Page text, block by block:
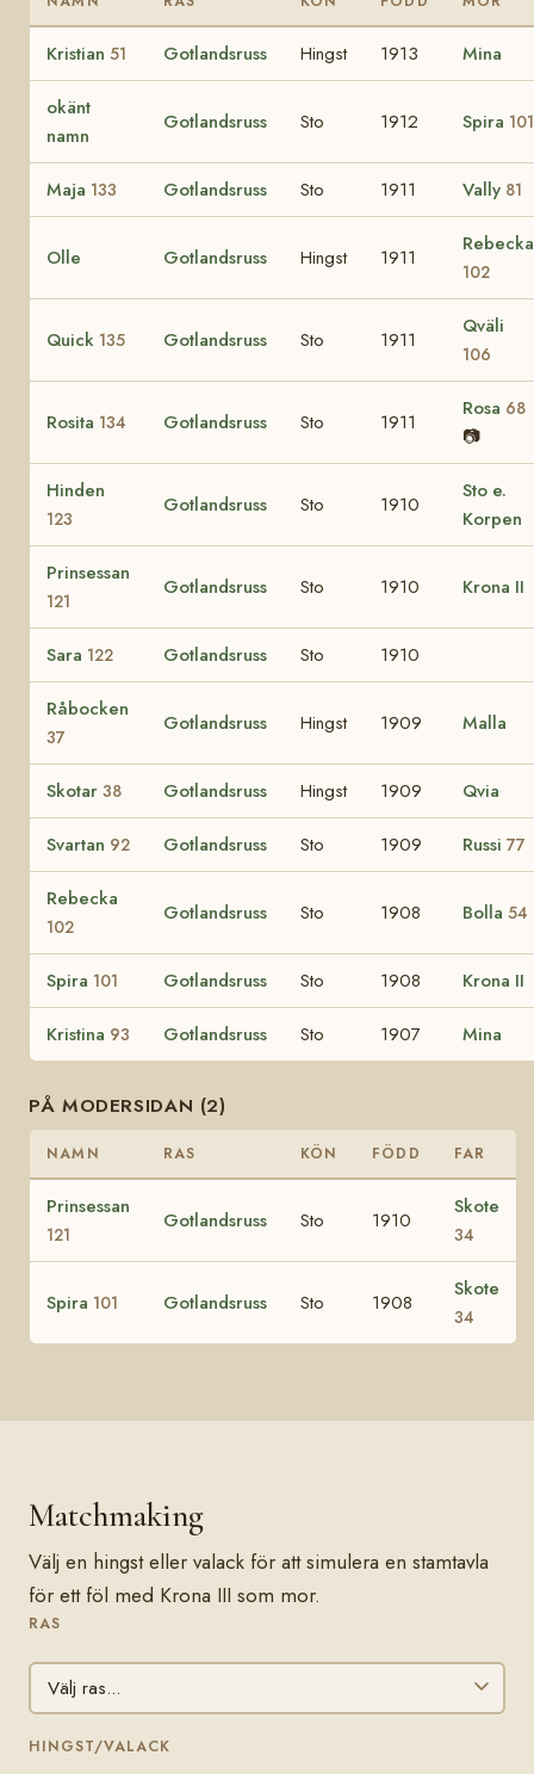
Kristian 51 Gotlandsruss Hingst 1913 Mina
okänt
namn
Gotlandsruss Sto 1912 Spira 101
Maja 133 Gotlandsruss Sto 1911 Vally 81
Olle Gotlandsruss Hingst 1911
Rebecka
102
Quick 135 Gotlandsruss Sto 1911
Qväli
106
Rosita 134 Gotlandsruss Sto 1911
Rosa 68
📷
Hinden
123
Gotlandsruss Sto 1910
Sto e.
Korpen
Prinsessan
121
Gotlandsruss Sto 1910 Krona II
Sara 122 Gotlandsruss Sto 1910
Råbocken
37
Gotlandsruss Hingst 1909 Malla
Skotar 38 Gotlandsruss Hingst 1909 Qvia
Svartan 92 Gotlandsruss Sto 1909 Russi 77
Rebecka
102
Gotlandsruss Sto 1908 Bolla 54
Spira 101 Gotlandsruss Sto 1908 Krona II
Kristina 93 Gotlandsruss Sto 1907 Mina
PÅ MODERSIDAN (2)
NAMN RAS KÖN FÖDD FAR
Prinsessan
121
Gotlandsruss Sto 1910
Skote
34
Spira 101 Gotlandsruss Sto 1908
Skote
34
Matchmaking
Välj en hingst eller valack för att simulera en stamtavla
för ett föl med Krona III som mor.
RAS
HINGST/VALACK